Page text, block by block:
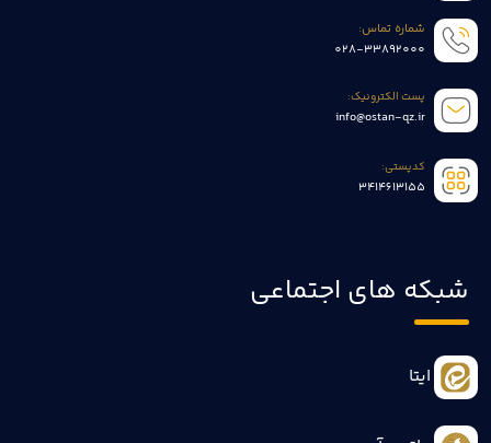
شماره تماس:
028-33892000
پست الکترونیک:
info@ostan-qz.ir
کدپستی:
3414613155
شبکه های اجتماعی
ایتا